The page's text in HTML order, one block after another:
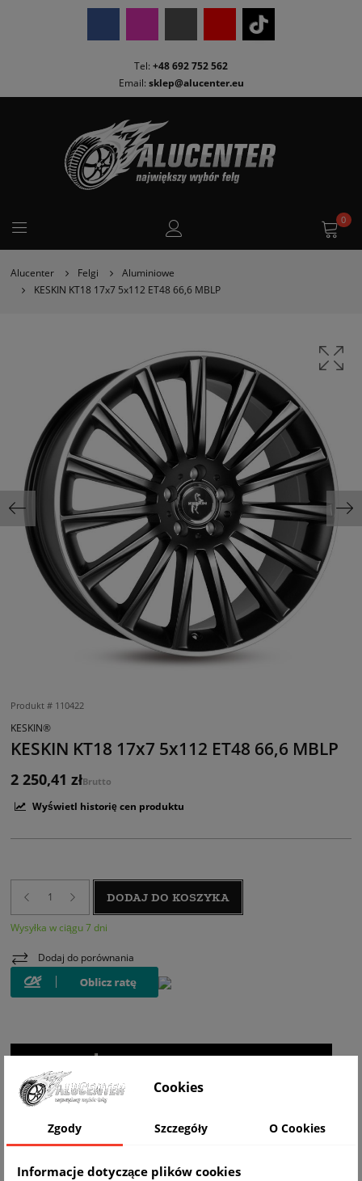
Tel: +48 692 752 562
Email: sklep@alucenter.eu
0
Alucenter Felgi
Aluminiowe
KESKIN KT18 17x7 5x112 ET48 66,6 MBLP
Produkt # 110422
KESKIN®
KESKIN KT18 17x7 5x112 ET48 66,6 MBLP
2 250,41 złBrutto
Wyświetl historię cen produktu
DODAJ DO KOSZYKA
Wysyłka w ciągu 7 dni
Dodaj do porównania
Cookies
Zgody Szczegóły O Cookies
Informacje dotyczące plików cookies